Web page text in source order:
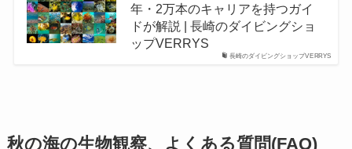
長崎のダイビングショップVERRYS
年・2万本のキャリアを持つガイ
ドが解説 | 長崎のダイビングショ
ップVERRYS
秋の海の生物観察、よくある質問(FAQ)